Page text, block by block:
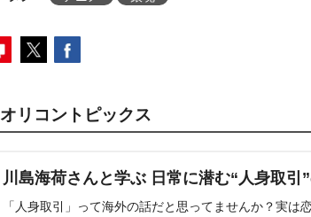
オリコントピックス
川島海荷さんと学ぶ 日常に潜む“人身取引
「人身取引」って海外の話だと思ってませんか？実は